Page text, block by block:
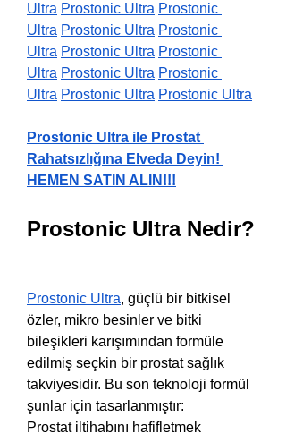
Ultra Prostonic Ultra Prostonic
Ultra Prostonic Ultra Prostonic
Ultra Prostonic Ultra Prostonic
Ultra Prostonic Ultra Prostonic
Ultra Prostonic Ultra Prostonic Ultra
Prostonic Ultra ile Prostat
Rahatsızlığına Elveda Deyin!
HEMEN SATIN ALIN!!!
Prostonic Ultra Nedir?
Prostonic Ultra, güçlü bir bitkisel
özler, mikro besinler ve bitki
bileşikleri karışımından formüle
edilmiş seçkin bir prostat sağlık
takviyesidir. Bu son teknoloji formül
şunlar için tasarlanmıştır:
Prostat iltihabını hafifletmek